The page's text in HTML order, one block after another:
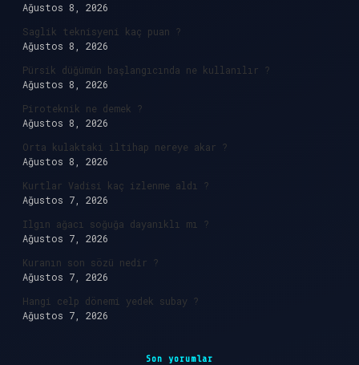
Ağustos 8, 2026
Saglik teknisyeni kaç puan ?
Ağustos 8, 2026
Pürsik düğümün başlangıcında ne kullanılır ?
Ağustos 8, 2026
Piroteknik ne demek ?
Ağustos 8, 2026
Orta kulaktaki iltihap nereye akar ?
Ağustos 8, 2026
Kurtlar Vadisi kaç izlenme aldı ?
Ağustos 7, 2026
Ilgın ağacı soğuğa dayanıklı mı ?
Ağustos 7, 2026
Kuranın son sözü nedir ?
Ağustos 7, 2026
Hangi celp dönemi yedek subay ?
Ağustos 7, 2026
Son yorumlar